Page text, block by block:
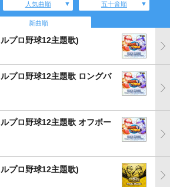
人気曲順 五十音順
新曲順
プロ野球12主題歌)
プロ野球12主題歌 ロングバ
プロ野球12主題歌 オフボー
プロ野球12主題歌)